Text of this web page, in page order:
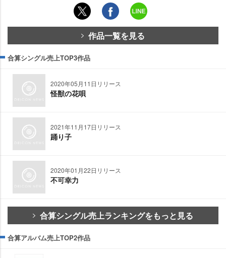
作品一覧を見る
合算シングル売上TOP3作品
2020年05月11日リリース
怪獣の花唄
2021年11月17日リリース
踊り子
2020年01月22日リリース
不可幸力
合算シングル売上ランキングをもっと見る
合算アルバム売上TOP2作品